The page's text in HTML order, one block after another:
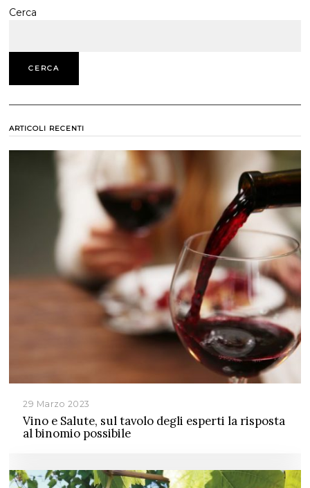
Cerca
CERCA
ARTICOLI RECENTI
29 Marzo 2023
Vino e Salute, sul tavolo degli esperti la risposta
al binomio possibile